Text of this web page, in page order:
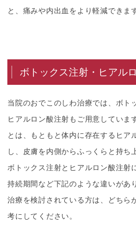
と、痛みや内出血をより軽減できま
ボトックス注射・ヒアル
当院のおでこのしわ治療では、ボト
ヒアルロン酸注射もご用意していま
とは、もともと体内に存在するヒア
し、皮膚を内側からふっくらと持ち
ボトックス注射とヒアルロン酸注射
持続期間など下記のような違いがあ
治療を検討されている方は、どちら
考にしてください。